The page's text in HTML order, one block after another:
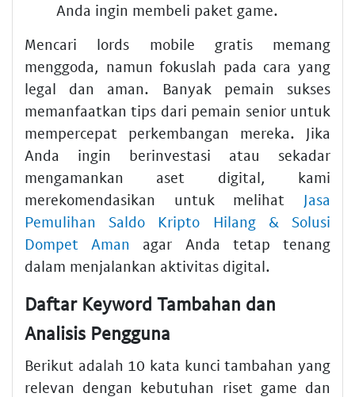
Anda ingin membeli paket game.
Mencari lords mobile gratis memang
menggoda, namun fokuslah pada cara yang
legal dan aman. Banyak pemain sukses
memanfaatkan tips dari pemain senior untuk
mempercepat perkembangan mereka. Jika
Anda ingin berinvestasi atau sekadar
mengamankan aset digital, kami
merekomendasikan untuk melihat Jasa
Pemulihan Saldo Kripto Hilang & Solusi
Dompet Aman agar Anda tetap tenang
dalam menjalankan aktivitas digital.
Daftar Keyword Tambahan dan
Analisis Pengguna
Berikut adalah 10 kata kunci tambahan yang
relevan dengan kebutuhan riset game dan